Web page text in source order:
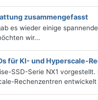
zusammengefasst
es wieder einige
wir...
für KI- und Hyperscale-
SSD-Serie NX1
Rechenzentren entwickelt